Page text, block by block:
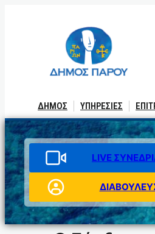
ΔΗΜΟΣ ΥΠΗΡΕΣΙΕΣ
LIVE